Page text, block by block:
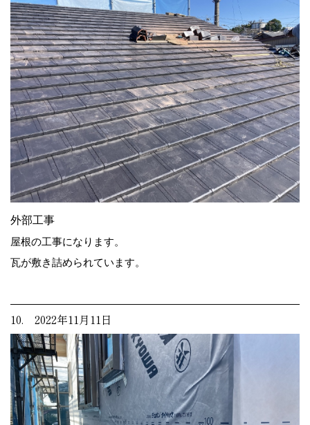
外部工事
屋根の工事になります。
瓦が敷き詰められています。
10. 2022年11月11日